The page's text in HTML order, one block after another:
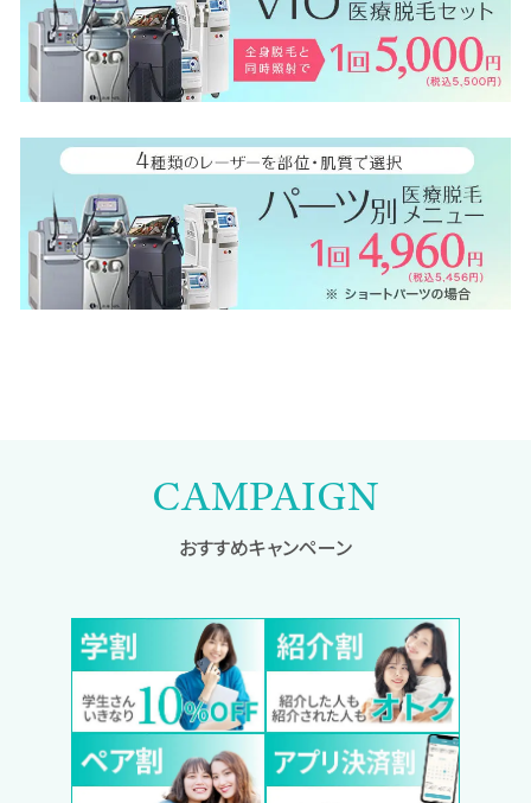
CAMPAIGN
おすすめキャンペーン